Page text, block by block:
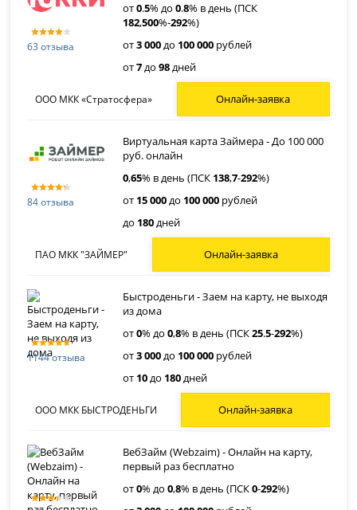
63 отзыва
от0.5% до0.8% в день (ПСК
182,500%-292%)
от3 000до 100 000 рублей
от7до98дней
ООО МКК «Стратосфера» Онлайн-заявка
84 отзыва
Виртуальная карта Займера - До 100 000
руб. онлайн
0,65% в день (ПСК 138,7-292%)
от 15 000до 100 000 рублей
до 180дней
ПАО МКК "ЗАЙМЕР" Онлайн-заявка
1144 отзыва
Быстроденьги - Заем на карту, не выходя
из дома
от0% до0,8% в день (ПСК25.5-292%)
от3 000до 100 000 рублей
от 10до 180дней
ООО МКК БЫСТРОДЕНЬГИ Онлайн-заявка
ВебЗайм (Webzaim) - Онлайн на карту,
первый раз бесплатно
от0% до0,8% в день (ПСК0-292%)